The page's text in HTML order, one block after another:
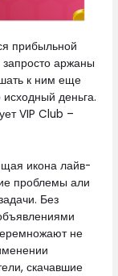
прибыльной
аржаны
к ним еще
деньга.
VIP Club –
икона лайв-
проблемы али
Без
не
скачавшие